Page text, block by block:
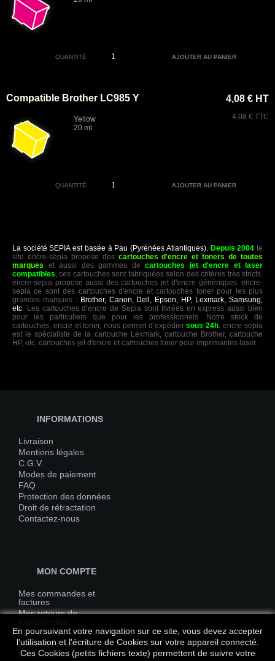
QUANTITÉ
Compatible Brother LC985 Y
Yellow
20 ml
4,08 € HT
4,08 € TTC
QUANTITÉ
La société SEPIA est basée à Pau (Pyrénées Atlantiques). Depuis 2004 le
site encre-sepia propose des cartouches d'encre et toners de toutes
marques et aussi des gammes de cartouches jet d'encre et laser
compatibles, ces cartouches sont fabriquées selon des critères très stricts,
encre-sepia propose aussi des cartouches jet d'encre génériques. encre-
sepia ce sont des cartouches d'encre et cartouches toner pour les plus
grandes marques : Brother, Canon, Dell, Epson, HP, Lexmark, Samsung,
etc. Les cartouches d’encre de Sepia sont livrées en express aussi bien
pour les particuliers que pour les professionnels. Notre stock de
cartouches, encre et toner, nous permet d’expédiersous 24h. encre-sepia
est le spécialiste de la cartouche Lexmark, cartouche Brother, cartouche
HP, etc. cartouches jet d'encre et cartouches toner pour imprimantes laser.
INFORMATIONS
Livraison
Mentions légales
C.G.V.
Modes de paiement
FAQ
Protection des données
Droit de rétractation
Contactez-nous
MON COMPTE
Mes commandes et
factures
Mes retours de
Mes avoirs
Mes adresses
Mes informations
En poursuivant votre navigation sur ce site, vous devez accepter
l’utilisation et l'écriture de Cookies sur votre appareil connecté.
Ces Cookies (petits fichiers texte) permettent de suivre votre